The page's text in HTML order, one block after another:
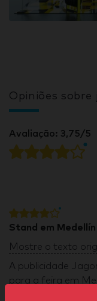
Opiniões sobre
Avaliação: 3,75/5
Stand em Medellín
Mostre o texto
A publicidade
para a feira em